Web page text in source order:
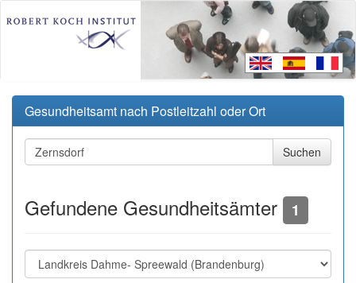
Gesundheitsamt nach Postleitzahl oder Ort
Gefundene Gesundheitsämter 1